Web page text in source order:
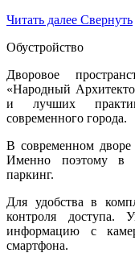
Читать далее Свернуть
Обустройство
Дворовое
«Народный
и лучших
современного города.
В современном дворе
Именно поэтому в
паркинг.
Для удобства в
контроля доступа.
информацию с
смартфона.